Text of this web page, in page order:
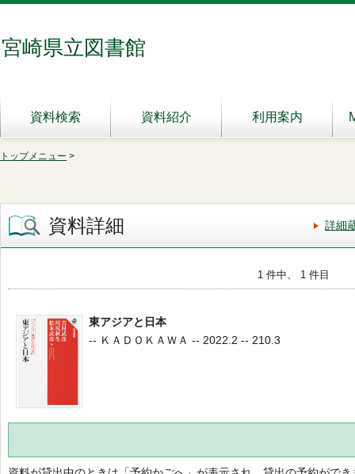
宮崎県立図書館
資料検索 資料紹介 利用案内
トップメニュー >
資料詳細 詳細
1 件中、 1 件目
東アジアと日本
-- ＫＡＤＯＫＡＷＡ -- 2022.2 -- 210.3